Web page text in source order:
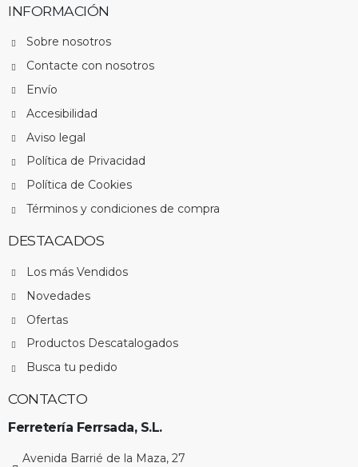
INFORMACIÓN
Sobre nosotros
Contacte con nosotros
Envío
Accesibilidad
Aviso legal
Política de Privacidad
Política de Cookies
Términos y condiciones de compra
DESTACADOS
Los más Vendidos
Novedades
Ofertas
Productos Descatalogados
Busca tu pedido
CONTACTO
Ferretería Ferrsada, S.L.
Avenida Barrié de la Maza, 27